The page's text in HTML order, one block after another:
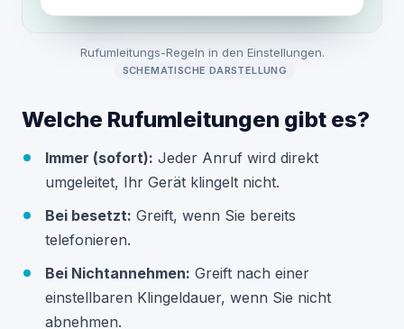
Rufumleitungs-Regeln in den Einstellungen.
SCHEMATISCHE DARSTELLUNG
Welche Rufumleitungen gibt es?
Immer (sofort): Jeder Anruf wird direkt
umgeleitet, Ihr Gerät klingelt nicht.
Bei besetzt: Greift, wenn Sie bereits
telefonieren.
Bei Nichtannehmen: Greift nach einer
einstellbaren Klingeldauer, wenn Sie nicht
abnehmen.